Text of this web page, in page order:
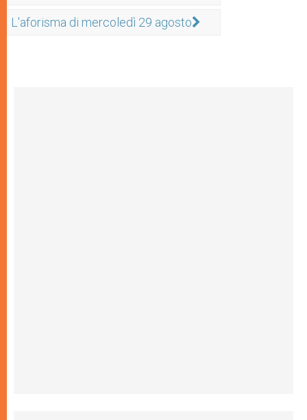
L'aforisma di mercoledì 29 agosto